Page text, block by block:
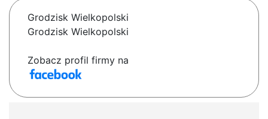
Grodzisk Wielkopolski
Grodzisk Wielkopolski
Zobacz profil firmy na